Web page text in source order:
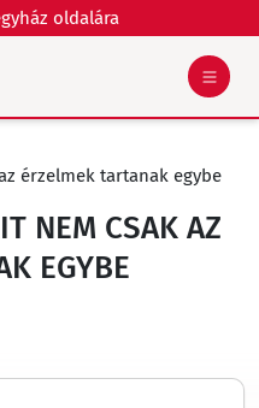
oldalára
érzelmek tartanak egybe
NEM CSAK AZ
EGYBE